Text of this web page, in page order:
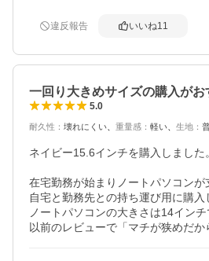
違反報告 いいね11
一回り大きめサイズの購入がお
5.0
耐久性 ： 壊れにくい 重量感 ： 軽い 生地 ：
ネイビー15.6インチを購入しました。
在宅勤務が始まりノートパソコンが
自宅と勤務先との持ち運び用に購入
ノートパソコンの大きさは14インチ
以前のレビューで「マチが狭めだか